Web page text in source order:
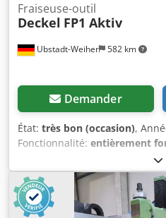
Ubstadt-Weiher 582 km
Fraiseuse-outil
Deckel FP1 Aktiv
Demander
État: très bon (occasion),
Fonctionnalité: entièrement
universelle Deckel FP1 avec
commande active Heidenhain
continue Caractéristiques
fabrication : 1982, numéro de